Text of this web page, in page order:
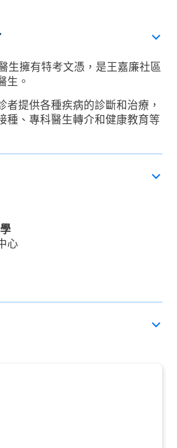
生擁有特考文憑，是王嘉廉社區
生。
者提供各種疾病的診斷和治療，
種、專科醫生轉介和健康教育等
心